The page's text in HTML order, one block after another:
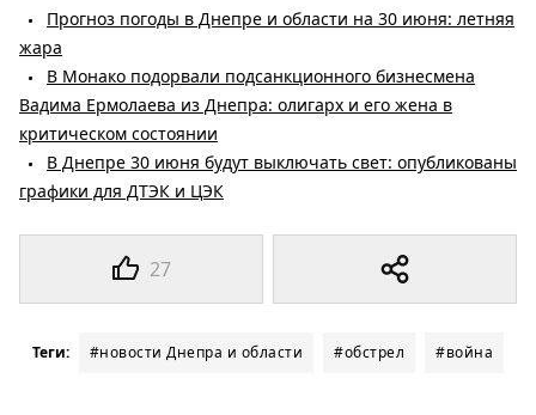
27
Прогноз погоды в Днепре и области на 30 июня: летняя
жара
В Монако подорвали подсанкционного бизнесмена
Вадима Ермолаева из Днепра: олигарх и его жена в
критическом состоянии
В Днепре 30 июня будут выключать свет: опубликованы
графики для ДТЭК и ЦЭК
Теги: #новости Днепра и области #обстрел #война